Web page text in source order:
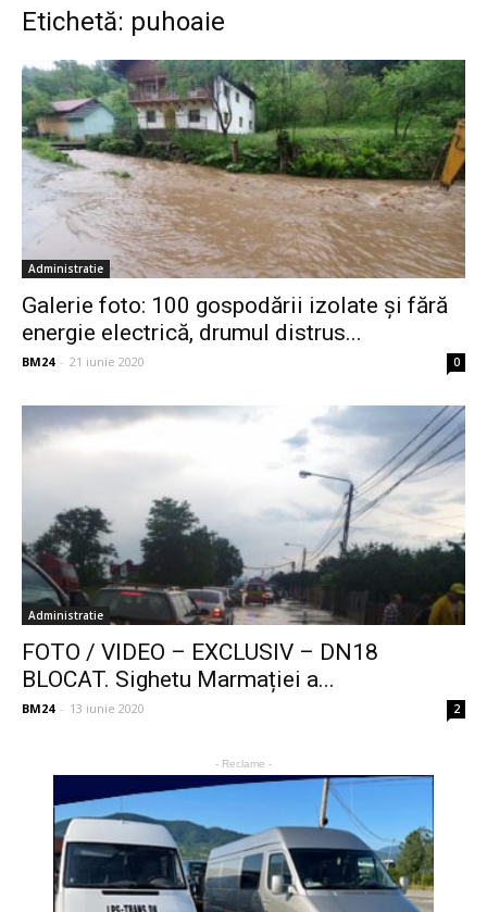
Etichetă: puhoaie
Administratie
Galerie foto: 100 gospodării izolate și fără
energie electrică, drumul distrus...
BM24 - 21 iunie 2020 0
Administratie
FOTO / VIDEO – EXCLUSIV – DN18
BLOCAT. Sighetu Marmației a...
BM24 - 13 iunie 2020 2
- Reclame -